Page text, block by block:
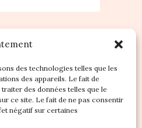
des technologies telles que les
des appareils. Le fait de
des données telles que le
ce site. Le fait de ne pas consentir
négatif sur certaines